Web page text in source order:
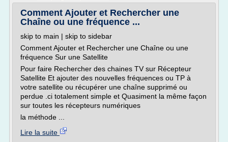
Comment Ajouter et Rechercher une
Chaîne ou une fréquence ...
skip to main | skip to sidebar
Comment Ajouter et Rechercher une Chaîne ou une
fréquence Sur une Satellite
Pour faire Rechercher des chaines TV sur Récepteur
Satellite Et ajouter des nouvelles fréquences ou TP à
votre satellite ou récupérer une chaîne supprimé ou
perdue .ci totalement simple et Quasiment la même façon
sur toutes les récepteurs numériques
la méthode ...
Lire la suite